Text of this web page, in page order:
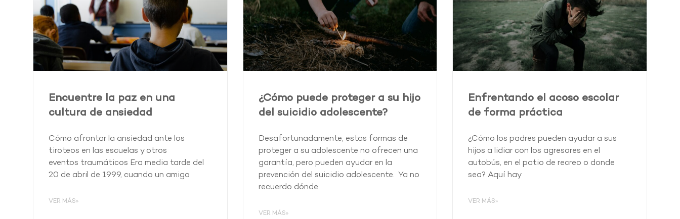
Encuentre la paz en una
cultura de ansiedad
Cómo afrontar la ansiedad ante los
tiroteos en las escuelas y otros
eventos traumáticos Era media tarde del
20 de abril de 1999, cuando un amigo
VER MÁS»
¿Cómo puede proteger a su hijo
del suicidio adolescente?
Desafortunadamente, estas formas de
proteger a su adolescente no ofrecen una
garantía, pero pueden ayudar en la
prevención del suicidio adolescente. Ya no
recuerdo dónde
VER MÁS»
Enfrentando el acoso escolar
de forma práctica
¿Cómo los padres pueden ayudar a sus
hijos a lidiar con los agresores en el
autobús, en el patio de recreo o donde
sea? Aquí hay
VER MÁS»